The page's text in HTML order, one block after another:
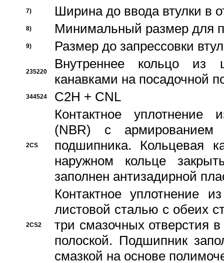
7) Ширина до ввода втулки в
8) Минимальный размер для
9) Размер до запрессовки
235220
Внутреннее кольцо из
канавками на посадочной
344524 C2H + CNL
2CS
Контактное уплотнение
(NBR) с
подшипника. Кольцевая
наружном кольце
заполнен антизадирной
2CS2
Контактное уплотнение
листовой сталью с обеих
три смазочных отверстия
полоской. Подшипник
смазкой на основе